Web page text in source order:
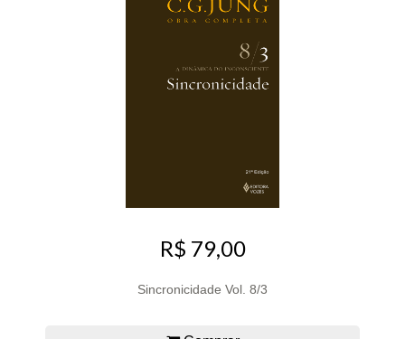
R$ 79,00
Sincronicidade Vol. 8/3